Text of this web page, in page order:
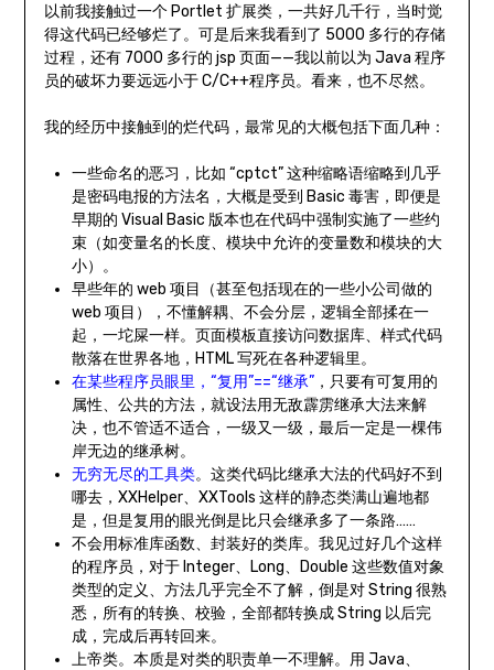
以前我接触过一个 Portlet 扩展类，一共好几千行，当时觉
得这代码已经够烂了。可是后来我看到了 5000 多行的存储
过程，还有 7000 多行的 jsp 页面——我以前以为 Java 程序
员的破坏力要远远小于 C/C++程序员。看来，也不尽然。
我的经历中接触到的烂代码，最常见的大概包括下面几种：
一些命名的恶习，比如 “cptct” 这种缩略语缩略到几乎
是密码电报的方法名，大概是受到 Basic 毒害，即便是
早期的 Visual Basic 版本也在代码中强制实施了一些约
束（如变量名的长度、模块中允许的变量数和模块的大
小）。
早些年的 web 项目（甚至包括现在的一些小公司做的
web 项目），不懂解耦、不会分层，逻辑全部揉在一
起，一坨屎一样。页面模板直接访问数据库、样式代码
散落在世界各地，HTML 写死在各种逻辑里。
在某些程序员眼里，“复用”==“继承”，只要有可复用的
属性、公共的方法，就设法用无敌霹雳继承大法来解
决，也不管适不适合，一级又一级，最后一定是一棵伟
岸无边的继承树。
无穷无尽的工具类。这类代码比继承大法的代码好不到
哪去，XXHelper、XXTools 这样的静态类满山遍地都
是，但是复用的眼光倒是比只会继承多了一条路……
不会用标准库函数、封装好的类库。我见过好几个这样
的程序员，对于 Integer、Long、Double 这些数值对象
类型的定义、方法几乎完全不了解，倒是对 String 很熟
悉，所有的转换、校验，全部都转换成 String 以后完
成，完成后再转回来。
上帝类。本质是对类的职责单一不理解。用 Java、